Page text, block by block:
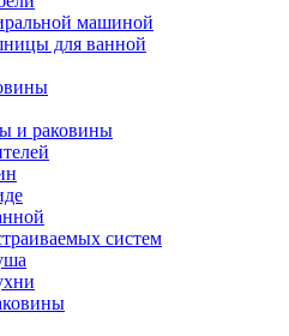
машиной
для ванной
и раковины
систем